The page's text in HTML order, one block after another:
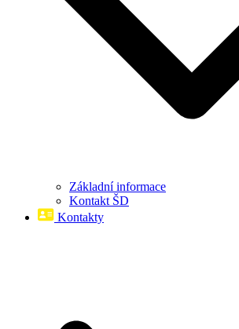
Základní informace
Kontakt ŠD
Kontakty